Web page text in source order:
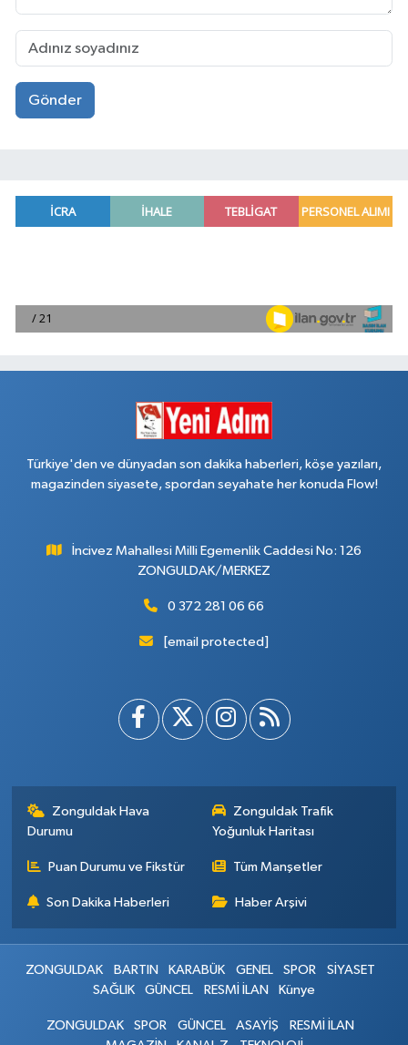
Gönder
Türkiye'den ve dünyadan son dakika haberleri, köşe yazıları,
magazinden siyasete, spordan seyahate her konuda Flow!
İncivez Mahallesi Milli Egemenlik Caddesi No: 126
ZONGULDAK/MERKEZ
0 372 281 06 66
[email protected]
Zonguldak Hava
Durumu
Zonguldak Trafik
Yoğunluk Haritası
Puan Durumu ve Fikstür Tüm Manşetler
Son Dakika Haberleri Haber Arşivi
ZONGULDAK BARTIN KARABÜK GENEL SPOR
SİYASET
SAĞLIK
GÜNCEL RESMİ İLAN Künye
ZONGULDAK SPOR GÜNCEL ASAYİŞ
RESMİ İLAN